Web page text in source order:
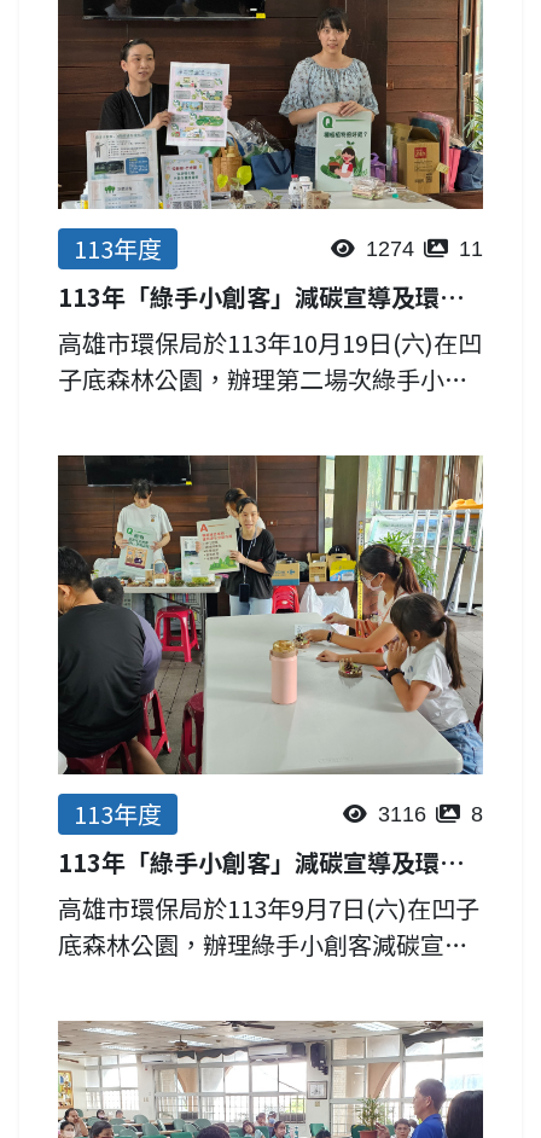
113年度 1274 11
113年「綠手小創客」減碳宣導及環保DIY活動成果
高雄市環保局於113年10月19日(六)在凹
子底森林公園，辦理第二場次綠手小創
庭共同參加。 課程豐富有趣，除了說明
空品淨化區綠美化、認識樹木固碳能
力，並透過運...
113年度 3116 8
113年「綠手小創客」減碳宣導及環保DIY活動成果
高雄市環保局於113年9月7日(六)在凹子
底森林公園，辦理綠手小創客減碳宣導
加。課程豐富有趣，除了說明空品淨化
區綠美化、認識樹木固碳能力，並透過
運用天然素材(樹枝...